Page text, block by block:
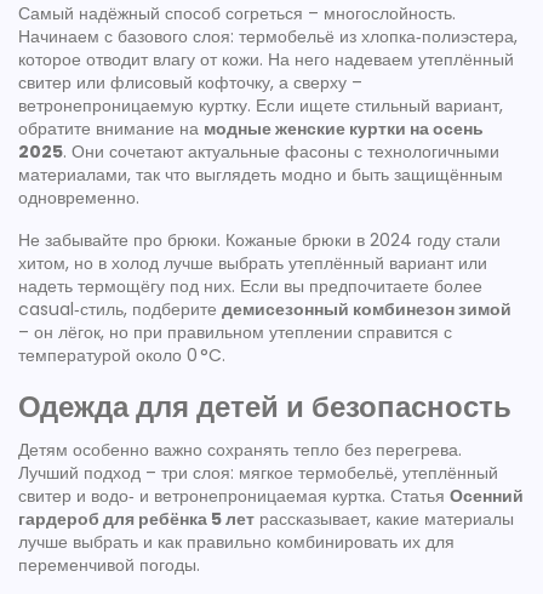
Самый надёжный способ согреться – многослойность.
Начинаем с базового слоя: термобельё из хлопка‑полиэстера,
которое отводит влагу от кожи. На него надеваем утеплённый
свитер или флисовый кофточку, а сверху –
ветронепроницаемую куртку. Если ищете стильный вариант,
обратите внимание на модные женские куртки на осень
2025. Они сочетают актуальные фасоны с технологичными
материалами, так что выглядеть модно и быть защищённым
одновременно.
Не забывайте про брюки. Кожаные брюки в 2024 году стали
хитом, но в холод лучше выбрать утеплённый вариант или
надеть термощёгу под них. Если вы предпочитаете более
casual‑стиль, подберите демисезонный комбинезон зимой
– он лёгок, но при правильном утеплении справится с
температурой около 0 °C.
Одежда для детей и безопасность
Детям особенно важно сохранять тепло без перегрева.
Лучший подход – три слоя: мягкое термобельё, утеплённый
свитер и водо‑ и ветронепроницаемая куртка. Статья Осенний
гардероб для ребёнка 5 лет рассказывает, какие материалы
лучше выбрать и как правильно комбинировать их для
переменчивой погоды.